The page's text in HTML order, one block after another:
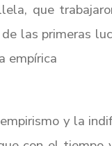
que
las primeras
empírica
y la